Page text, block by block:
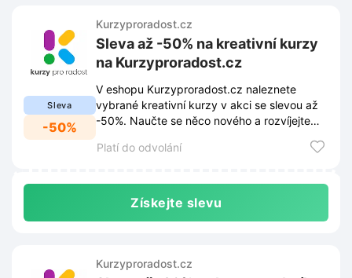
Sleva
-50%
Kurzyproradost.cz
Sleva až -50% na kreativní kurzy
na Kurzyproradost.cz
V eshopu Kurzyproradost.cz naleznete
vybrané kreativní kurzy v akci se slevou až
-50%. Naučte se něco nového a rozvíjejte
Platí do odvolání
Získejte slevu
Kurzyproradost.cz